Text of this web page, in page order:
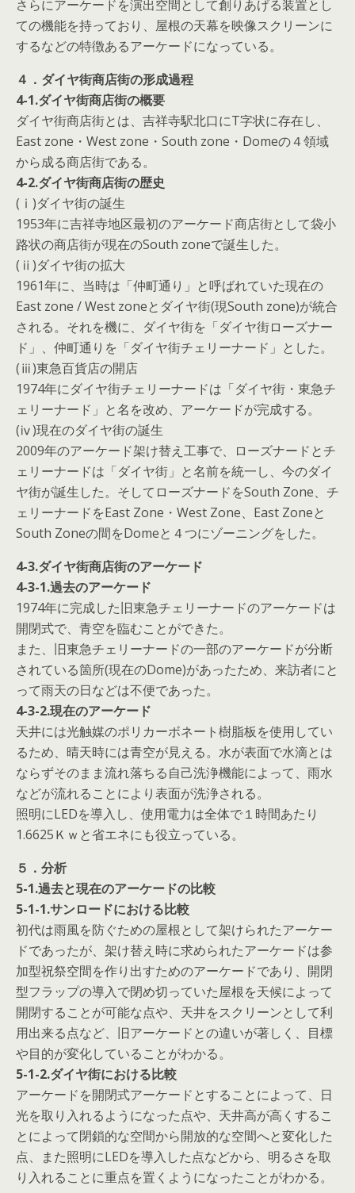
さらにアーケードを演出空間として創りあげる装置とし
ての機能を持っており、屋根の天幕を映像スクリーンに
するなどの特徴あるアーケードになっている。
４．ダイヤ街商店街の形成過程
4-1.ダイヤ街商店街の概要
ダイヤ街商店街とは、吉祥寺駅北口にT字状に存在し、
East zone・West zone・South zone・Domeの４領域
から成る商店街である。
4-2.ダイヤ街商店街の歴史
(ⅰ)ダイヤ街の誕生
1953年に吉祥寺地区最初のアーケード商店街として袋小
路状の商店街が現在のSouth zoneで誕生した。
(ⅱ)ダイヤ街の拡大
1961年に、当時は「仲町通り」と呼ばれていた現在の
East zone / West zoneとダイヤ街(現South zone)が統合
される。それを機に、ダイヤ街を「ダイヤ街ローズナー
ド」、仲町通りを「ダイヤ街チェリーナード」とした。
(ⅲ)東急百貨店の開店
1974年にダイヤ街チェリーナードは「ダイヤ街・東急チ
ェリーナード」と名を改め、アーケードが完成する。
(ⅳ)現在のダイヤ街の誕生
2009年のアーケード架け替え工事で、ローズナードとチ
ェリーナードは「ダイヤ街」と名前を統一し、今のダイ
ヤ街が誕生した。そしてローズナードをSouth Zone、チ
ェリーナードをEast Zone・West Zone、East Zoneと
South Zoneの間をDomeと４つにゾーニングをした。
4-3.ダイヤ街商店街のアーケード
4-3-1.過去のアーケード
1974年に完成した旧東急チェリーナードのアーケードは
開閉式で、青空を臨むことができた。
また、旧東急チェリーナードの一部のアーケードが分断
されている箇所(現在のDome)があったため、来訪者にと
って雨天の日などは不便であった。
4-3-2.現在のアーケード
天井には光触媒のポリカーボネート樹脂板を使用してい
るため、晴天時には青空が見える。水が表面で水滴とは
ならずそのまま流れ落ちる自己洗浄機能によって、雨水
などが流れることにより表面が洗浄される。
照明にLEDを導入し、使用電力は全体で１時間あたり
1.6625Ｋｗと省エネにも役立っている。
５．分析
5-1.過去と現在のアーケードの比較
5-1-1.サンロードにおける比較
初代は雨風を防ぐための屋根として架けられたアーケー
ドであったが、架け替え時に求められたアーケードは参
加型祝祭空間を作り出すためのアーケードであり、開閉
型フラップの導入で閉め切っていた屋根を天候によって
開閉することが可能な点や、天井をスクリーンとして利
用出来る点など、旧アーケードとの違いが著しく、目標
や目的が変化していることがわかる。
5-1-2.ダイヤ街における比較
アーケードを開閉式アーケードとすることによって、日
光を取り入れるようになった点や、天井高が高くするこ
とによって閉鎖的な空間から開放的な空間へと変化した
点、また照明にLEDを導入した点などから、明るさを取
り入れることに重点を置くようになったことがわかる。